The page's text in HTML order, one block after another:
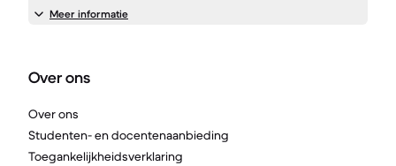
Meer informatie
Over ons
Over ons
Studenten- en docentenaanbieding
Toegankelijkheidsverklaring